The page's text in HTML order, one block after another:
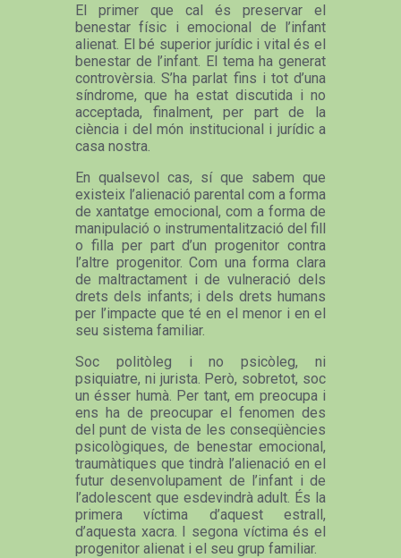
El primer que cal és preservar el
benestar físic i emocional de l’infant
alienat. El bé superior jurídic i vital és el
benestar de l’infant. El tema ha generat
controvèrsia. S’ha parlat fins i tot d’una
síndrome, que ha estat discutida i no
acceptada, finalment, per part de la
ciència i del món institucional i jurídic a
casa nostra.
En qualsevol cas, sí que sabem que
existeix l’alienació parental com a forma
de xantatge emocional, com a forma de
manipulació o instrumentalització del fill
o filla per part d’un progenitor contra
l’altre progenitor. Com una forma clara
de maltractament i de vulneració dels
drets dels infants; i dels drets humans
per l’impacte que té en el menor i en el
seu sistema familiar.
Soc politòleg i no psicòleg, ni
psiquiatre, ni jurista. Però, sobretot, soc
un ésser humà. Per tant, em preocupa i
ens ha de preocupar el fenomen des
del punt de vista de les conseqüències
psicològiques, de benestar emocional,
traumàtiques que tindrà l’alienació en el
futur desenvolupament de l’infant i de
l’adolescent que esdevindrà adult. És la
primera víctima d’aquest estrall,
d’aquesta xacra. I segona víctima és el
progenitor alienat i el seu grup familiar.